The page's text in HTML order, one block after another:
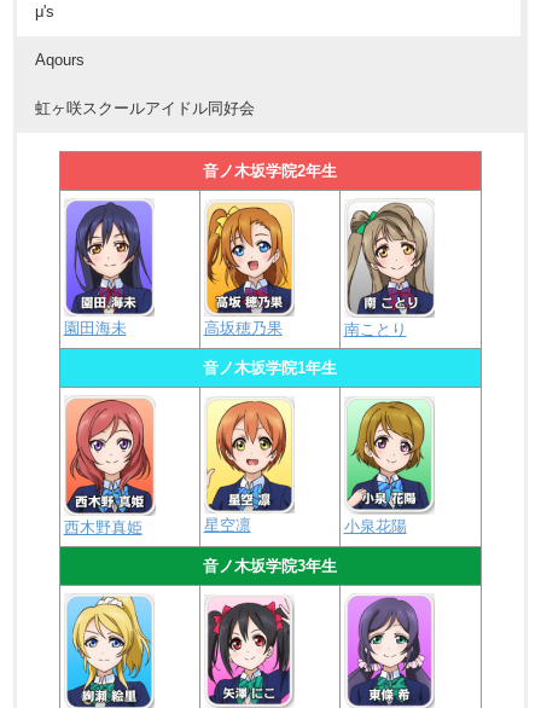
μ's
Aqours
虹ヶ咲スクールアイドル同好会
音ノ木坂学院2年生
園田海未 高坂穂乃果 南ことり
音ノ木坂学院1年生
西木野真姫 星空凛 小泉花陽
音ノ木坂学院3年生